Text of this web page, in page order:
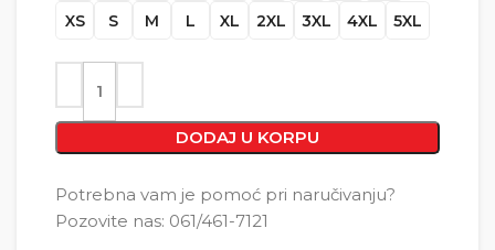
XS
S M L XL 2XL 3XL 4XL 5XL
DODAJ U KORPU
Potrebna vam je pomoć pri naručivanju?
Pozovite nas: 061/461-7121